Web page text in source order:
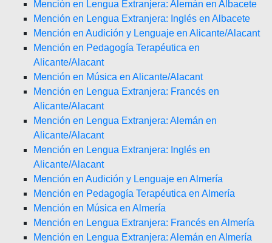
Mención en Lengua Extranjera: Alemán en Albacete
Mención en Lengua Extranjera: Inglés en Albacete
Mención en Audición y Lenguaje en Alicante/Alacant
Mención en Pedagogía Terapéutica en
Alicante/Alacant
Mención en Música en Alicante/Alacant
Mención en Lengua Extranjera: Francés en
Alicante/Alacant
Mención en Lengua Extranjera: Alemán en
Alicante/Alacant
Mención en Lengua Extranjera: Inglés en
Alicante/Alacant
Mención en Audición y Lenguaje en Almería
Mención en Pedagogía Terapéutica en Almería
Mención en Música en Almería
Mención en Lengua Extranjera: Francés en Almería
Mención en Lengua Extranjera: Alemán en Almería